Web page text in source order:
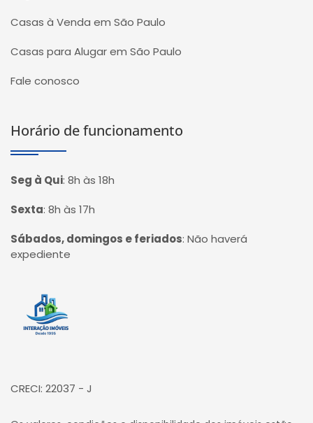
Casas à Venda em São Paulo
Casas para Alugar em São Paulo
Fale conosco
Horário de funcionamento
Seg à Qui: 8h às 18h
Sexta: 8h às 17h
Sábados, domingos e feriados: Não haverá
expediente
Página inicial
CRECI: 22037 - J